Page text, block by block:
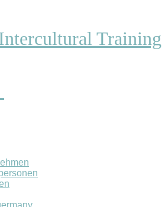
Training